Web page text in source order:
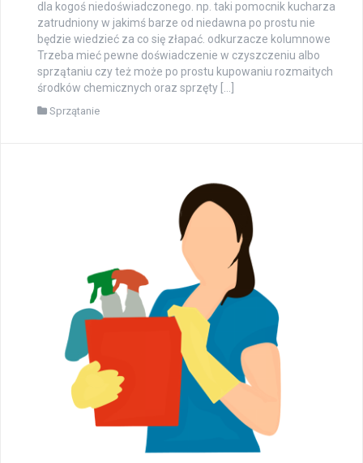
dla kogoś niedoświadczonego. np. taki pomocnik kucharza
zatrudniony w jakimś barze od niedawna po prostu nie
będzie wiedzieć za co się złapać. odkurzacze kolumnowe
Trzeba mieć pewne doświadczenie w czyszczeniu albo
sprzątaniu czy też może po prostu kupowaniu rozmaitych
środków chemicznych oraz sprzęty […]
Sprzątanie